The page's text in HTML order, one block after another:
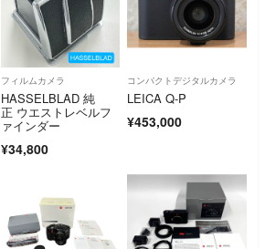
フィルムカメラ
HASSELBLAD 純
正 ウエストレベルフ
ァインダー
¥34,800
コンパクトデジタルカメラ
LEICA Q-P
¥453,000